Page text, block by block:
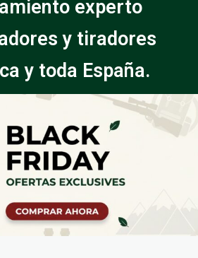
experto
y tiradores
y toda España.